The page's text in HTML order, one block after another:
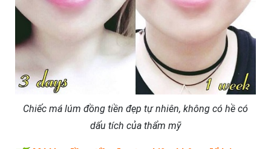
Chiếc má lúm đồng tiền đẹp tự nhiên, không có hề có
dấu tích của thẩm mỹ